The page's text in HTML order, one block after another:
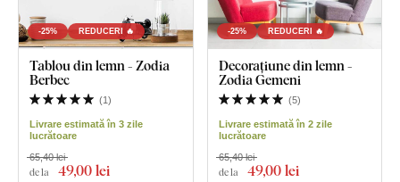
-25% REDUCERI 🔥
Tablou din lemn - Zodia
Berbec
(1 )
Livrare estimată în 3 zile
lucrătoare
de la 49,00 lei
65,40 lei
-25% REDUCERI 🔥
Decorațiune din lemn -
Zodia Gemeni
(5)
Livrare estimată în 2 zile
lucrătoare
de la 49,00 lei
65,40 lei